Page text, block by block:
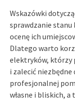
Wskazówki
sprawdzanie stanu
ocenę ich
Dlatego warto
elektryków, którzy
i zalecić niezbędne
profesjonalnej
własne i bliskich,